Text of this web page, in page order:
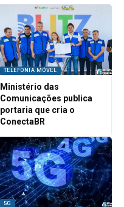
TELEFONIA MÓVEL
Ministério das
Comunicações publica
portaria que cria o
ConectaBR
5G